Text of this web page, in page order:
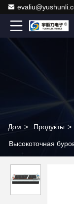
Дом > Продукты >
Высокоточная